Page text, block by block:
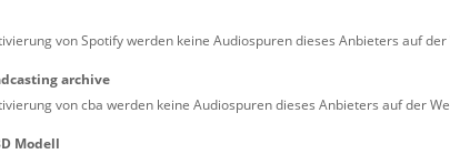
ist das NHM Wien in der Regel geschlossen.
von Spotify werden keine Audiospuren dieses Anbieters auf
archive
von cba werden keine Audiospuren dieses Anbieters auf der
Modell